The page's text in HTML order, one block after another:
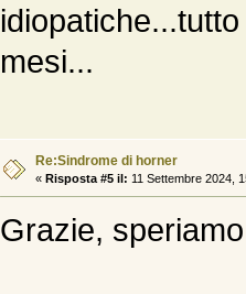
mesi...
Re:Sindrome di horner
« Risposta #5 il: 11 Settembre 2024,
Grazie,